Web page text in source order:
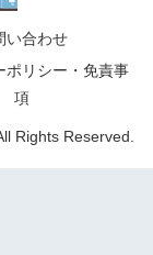
い合わせ
ポリシー・免責事
項
Rights Reserved.